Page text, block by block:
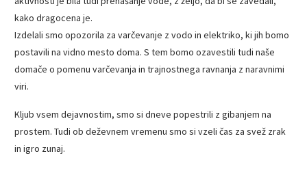
kako dragocena je.
Izdelali smo opozorila za varčevanje z vodo in elektriko, ki jih bomo
postavili na vidno mesto doma. S tem bomo ozavestili tudi naše
domače o pomenu varčevanja in trajnostnega ravnanja z naravnimi
viri.
Kljub vsem dejavnostim, smo si dneve popestrili z gibanjem na
prostem. Tudi ob deževnem vremenu smo si vzeli čas za svež zrak
in igro zunaj.